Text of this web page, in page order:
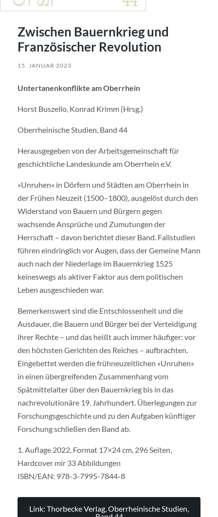
Zwischen Bauernkrieg und
Französischer Revolution
15. JANUAR 2023
Untertanenkonflikte am Oberrhein
Horst Buszello, Konrad Krimm (Hrsg.)
Oberrheinische Studien, Band 44
Herausgegeben von der Arbeitsgemeinschaft für
geschichtliche Landeskunde am Oberrhein e.V.
»Unruhen« in Dörfern und Städten am Oberrhein in
der Frühen Neuzeit (1500–1800), ausgelöst durch den
Widerstand von Bauern und Bürgern gegen
wachsende Ansprüche und Zumutungen der
Herrschaft – davon berichtet dieser Band. Fallstudien
führen eindringlich vor Augen, dass der Gemeine Mann
auch nach der Niederlage im Bauernkrieg 1525
keineswegs als aktiver Faktor aus dem politischen
Leben ausgeschieden war.
Bemerkenswert sind die Entschlossenheit und die
Ausdauer, die Bauern und Bürger bei der Verteidigung
ihrer Rechte – und das heißt auch immer häufiger: vor
den höchsten Gerichten des Reiches – aufbrachten.
Eingebettet werden die frühneuzeitlichen »Unruhen«
in einen übergreifenden Zusammenhang vom
Spätmittelalter über den Bauernkrieg bis in das
nachrevolutionäre 19. Jahrhundert. Überlegungen zur
Forschungsgeschichte und zu den Aufgaben künftiger
Forschung schließen den Band ab.
1. Auflage 2022, Format 17×24 cm, 296 Seiten,
Hardcover mir 33 Abbildungen
ISBN/EAN: 978-3-7995-7844-8
Link: Thorbecke Verlag, Oberrheinische Studien,